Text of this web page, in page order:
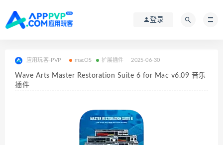
登录
应用玩客-PVP macOS 扩展插件 2025-06-30
Wave Arts Master Restoration Suite 6 for Mac v6.09 音乐
插件